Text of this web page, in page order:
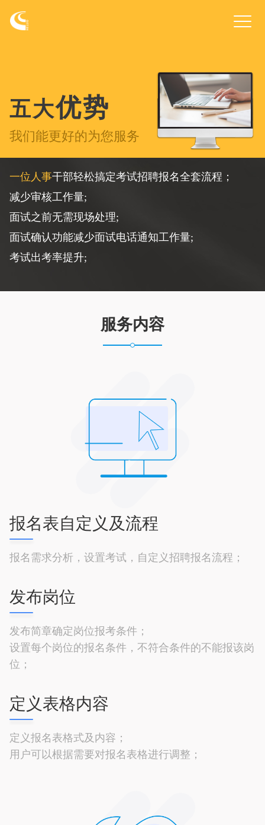
五大优势
我们能更好的为您服务
一位人事干部轻松搞定考试招聘报名全套流程；
减少审核工作量;
面试之前无需现场处理;
面试确认功能减少面试电话通知工作量;
考试出考率提升;
服务内容
报名表自定义及流程
报名需求分析，设置考试，自定义招聘报名流程；
发布岗位
发布简章确定岗位报考条件；
设置每个岗位的报名条件，不符合条件的不能报该岗
位；
定义表格内容
定义报名表格式及内容；
用户可以根据需要对报名表格进行调整；